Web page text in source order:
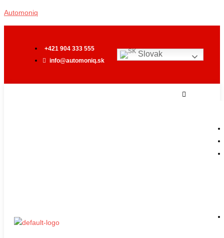
na
Automoniq
+421 904 333 555
info@automoniq.sk
Slovak